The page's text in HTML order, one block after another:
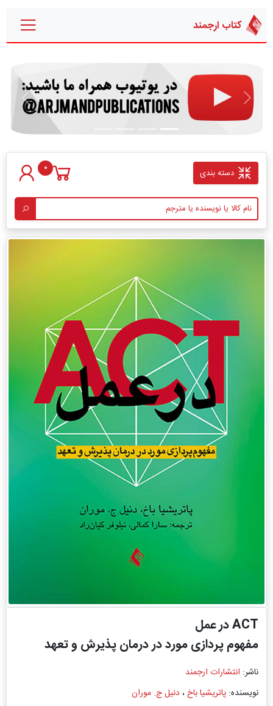
کتاب ارجمند
قبلی بعدی
دسته بندی 0
ACT در عمل
مفهوم پردازی مورد در درمان پذیرش و تعهد
ناشر: انتشارات ارجمند
نویسنده: پاتریشیا باخ،دنیل ج. موران